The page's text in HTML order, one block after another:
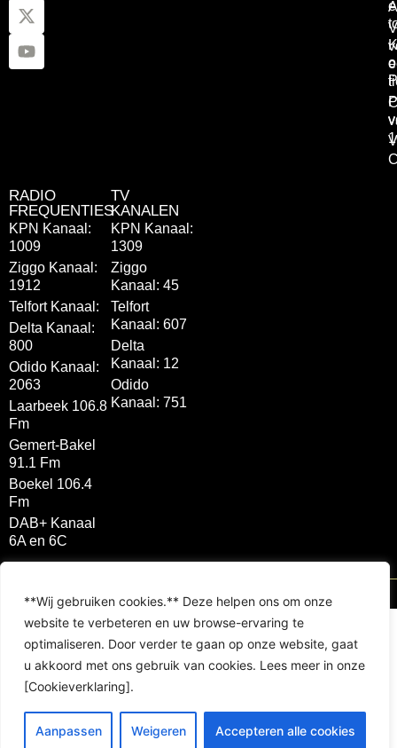
**Wij gebruiken cookies.** Deze helpen ons om onze
website te verbeteren en uw browse-ervaring te
optimaliseren. Door verder te gaan op onze website, gaat
u akkoord met ons gebruik van cookies. Lees meer in onze
[Cookieverklaring].
Aanpassen Weigeren Accepteren alle cookies
RADIO
FREQUENTIES
KPN Kanaal:
1009
Ziggo Kanaal:
1912
Telfort Kanaal:
Delta Kanaal:
800
Odido Kanaal:
2063
Laarbeek 106.8
Fm
Gemert-Bakel
91.1 Fm
Boekel 106.4
Fm
DAB+ Kanaal
6A en 6C
TV
KANALEN
KPN Kanaal:
1309
Ziggo
Kanaal: 45
Telfort
Kanaal: 607
Delta
Kanaal: 12
Odido
Kanaal: 751
Brink Multimedia 2026 © All rights reserved